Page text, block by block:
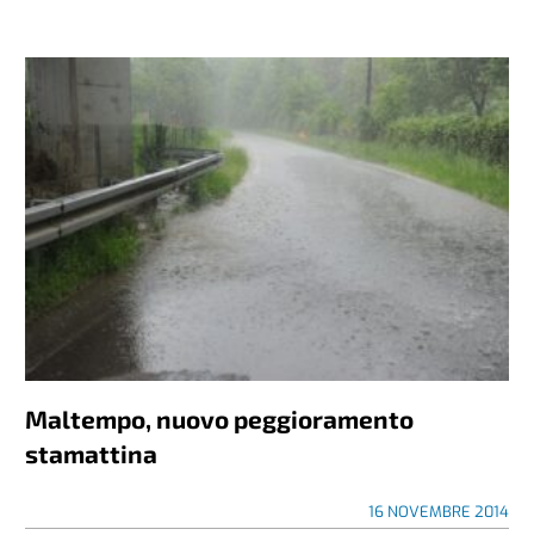
Maltempo, nuovo peggioramento
stamattina
16 NOVEMBRE 2014